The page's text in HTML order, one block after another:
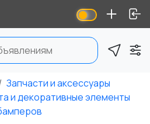
Запчасти и аксессуары
и декоративные элементы